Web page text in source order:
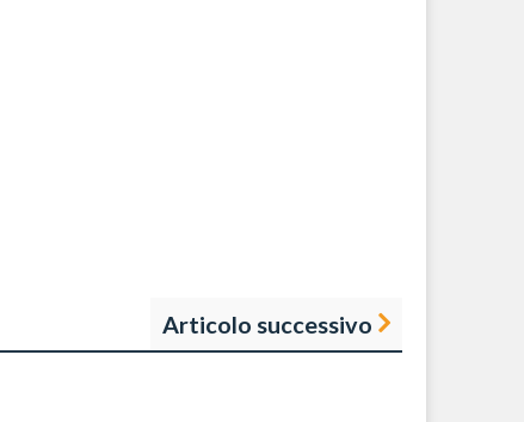
Articolo successivo